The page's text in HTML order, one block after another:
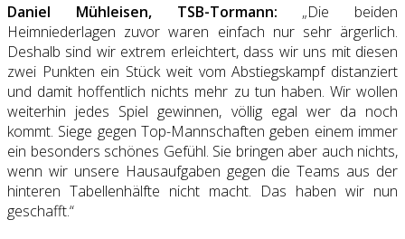
Daniel Mühleisen, TSB-Tormann: „Die beiden
Heimniederlagen zuvor waren einfach nur sehr ärgerlich.
Deshalb sind wir extrem erleichtert, dass wir uns mit diesen
zwei Punkten ein Stück weit vom Abstiegskampf distanziert
und damit hoffentlich nichts mehr zu tun haben. Wir wollen
weiterhin jedes Spiel gewinnen, völlig egal wer da noch
kommt. Siege gegen Top-Mannschaften geben einem immer
ein besonders schönes Gefühl. Sie bringen aber auch nichts,
wenn wir unsere Hausaufgaben gegen die Teams aus der
hinteren Tabellenhälfte nicht macht. Das haben wir nun
geschafft.“